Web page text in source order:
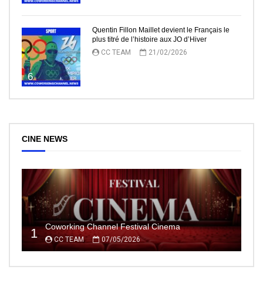
6
Quentin Fillon Maillet devient le Français le
plus titré de l’histoire aux JO d’Hiver
CC TEAM
21/02/2026
CINE NEWS
1 Coworking Channel Festival Cinema
CC TEAM 07/05/2026